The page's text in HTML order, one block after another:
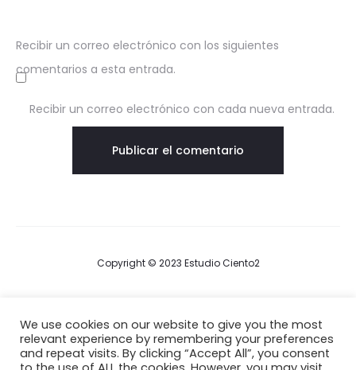
Recibir un correo electrónico con los siguientes
comentarios a esta entrada.
Recibir un correo electrónico con cada nueva entrada.
Copyright © 2023 Estudio Ciento2
Privacy Policy
We use cookies on our website to give you the most
relevant experience by remembering your preferences
and repeat visits. By clicking “Accept All”, you consent